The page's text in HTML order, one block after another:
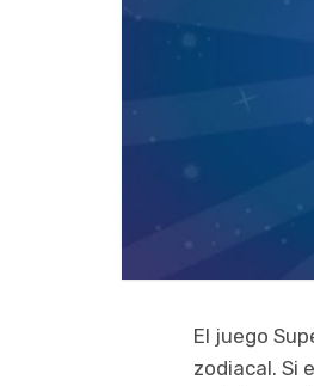
El juego
zodiacal. Si